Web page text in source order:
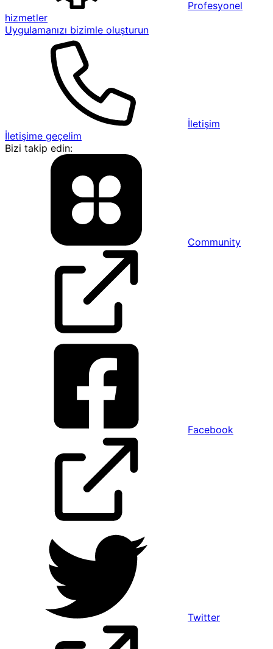
Profesyonel
hizmetler
Uygulamanızı bizimle oluşturun
İletişim
İletişime geçelim
Bizi takip edin:
Community
Facebook
Twitter